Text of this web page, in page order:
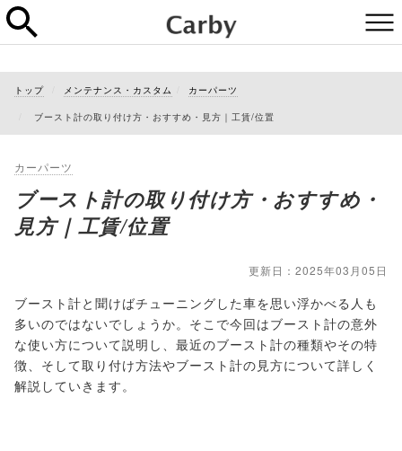
トップ メンテナンス・カスタム カーパーツ
ブースト計の取り付け方・おすすめ・見方｜工賃/位置
カーパーツ
ブースト計の取り付け方・おすすめ・
見方｜工賃/位置
更新日：2025年03月05日
ブースト計と聞けばチューニングした車を思い浮かべる人も
多いのではないでしょうか。そこで今回はブースト計の意外
な使い方について説明し、最近のブースト計の種類やその特
徴、そして取り付け方法やブースト計の見方について詳しく
解説していきます。